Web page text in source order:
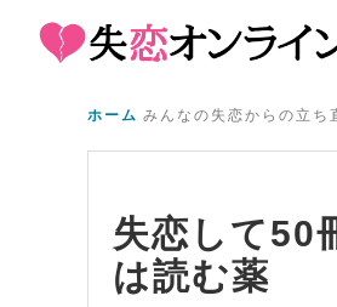
ホーム みんなの失恋からの立ち
失恋して50
は読む薬